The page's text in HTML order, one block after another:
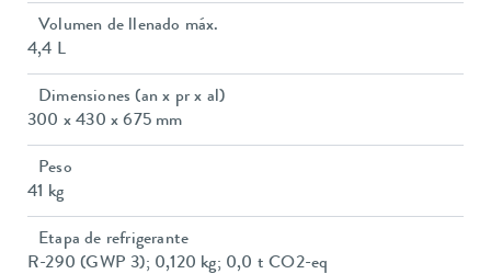
Volumen de llenado máx.
4,4 L
Dimensiones (an x pr x al)
300 x 430 x 675 mm
Peso
41 kg
Etapa de refrigerante
R-290 (GWP 3); 0,120 kg; 0,0 t CO2-eq